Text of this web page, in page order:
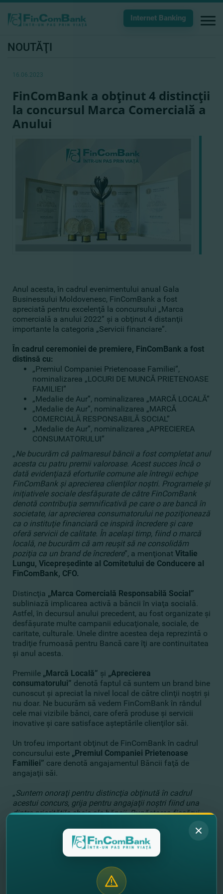
Internet Banking
NOUTĂŢI
16.06.2023
FinComBank a obţinut 4 distincţii
la concursul Marca Comercială a
Anului
Anul acesta, în cadrul evenimentului anual Gala
Businessului Moldovenesc, FinComBank a fost
apreciată pentru excelenţă la concursului „Marca
comercială a anului 2022” şi a obţinut 4 distanţii
importante la categoria „Servicii financiare”.
În cadrul ceremoniei de premiere, FinComBank a fost
distinsă cu:
„Premiul Companiei Prietenoase Familiei”,
nominalizarea „LOCURI DE MUNCĂ PRIETENOASE
FAMILIEI”
„Medalie de Aur”, nominalizarea „MARCĂ LOCALĂ”
„Medalie de Aur”, nominalizarea „MARCĂ
COMERCIALĂ RESPONSABILĂ SOCIAL”
„Medalie de Aur”, nominalizarea „APRECIEREA
CONSUMATORULUI”
„Ne bucurăm că palmaresul băncii a fost completat anul
acesta cu patru premii valoroase. Acest succes încă o
dată evidenţiază eforturile comune ale întregii echipe
FinComBank şi aprecierea clienţilor noştri. Programele şi
iniţiativele sociale desfăşurate de către FinComBank
denotă contribuţia semnificativă pe care o are bancă în
societate, iar aprecierea consumatorului ne poziţionează
ca o instituţie financiară ce inspiră încredere şi care
oferă servicii de calitate. În acelaşi timp, fiind o marcă
locală, ne bucurăm că am reuşit să ne consolidăm
poziţia ca un brand de încredere”, a menţionat Vitalie
Lungu, Vicepreşedinte al Comitetului de Conducere al
FinComBank, CFO.
Distincţia „Marca Comercială Responsabilă Social”
subliniază implicarea activă a băncii în viaţa socială.
Astfel, în decursul anului precedent, au fost organizate şi
desfăşurate multe campanii educaţionale, sociale, de
caritate, culturale. Unele dintre acestea deja reprezintă o
tradiţie frumoasă pentru Bancă care îţi are continuitatea
şi anul acesta.
Premiile „Marcă Locală” şi „Aprecierea
consumatorului” denotă faptul că suntem un brand bine
cunoscut şi apreciat la nivel local de către clinţii noştri şi
nu doar. Ne bucurăm să vedem FinComBank în rândul
cele mai vizibile bănci, care oferă produse şi servicii
inovative şi care satisface aşteptările clienţilor săi.
Un trofeu important obţinut de FinComBank în cadrul
concursului este „Premiul Companiei Prietenoase
Familiei” care denotă angajamentul Băncii faţă de
angajaţii săi.
„Suntem onoraţi pentru distincţia obţinută în cadrul
acestui concurs, grija pentru angajaţii noştri fiind una
dintre priorităţile cheie ale băncii. Bunăstarea fiecărui
armonios, precum şi iniţiativele favorabile familiei,
asigură rezultate vizibile în munca de zi cu zi a
angajaţilor noştri
Oxana CORTAC, HR
Concursul „Marca Comercială a Anului” este organizat